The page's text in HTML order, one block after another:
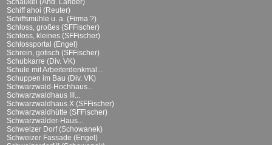
Schaukel (And. Länder)
Schiff ahoi (Reuter)
Schiffsmühle u. a. (Firma ?)
Schloss, großes (SFFischer)
Schloss, kleines (SFFischer)
Schlossportal (Engel)
Schrein, gotisch (SFFischer)
Schubkarre (Div. VK)
Schule mit Arbeiterdenkmal...
Schuppen im Bau (Div. VK)
Schwarzwald-Hochhaus...
Schwarzwaldhaus III...
Schwarzwaldhaus X (SFFischer)
Schwarzwaldhütte (SFFischer)
Schwarzwälder-Haus...
Schweizer Dorf (Schowanek)
Schweizer Fassade (Engel)